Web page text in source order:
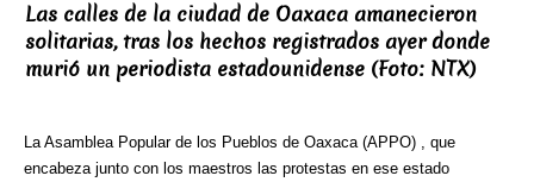
Las calles de la ciudad de Oaxaca amanecieron
solitarias, tras los hechos registrados ayer donde
murió un periodista estadounidense (Foto: NTX)
La Asamblea Popular de los Pueblos de Oaxaca (APPO) , que
encabeza junto con los maestros las protestas en ese estado